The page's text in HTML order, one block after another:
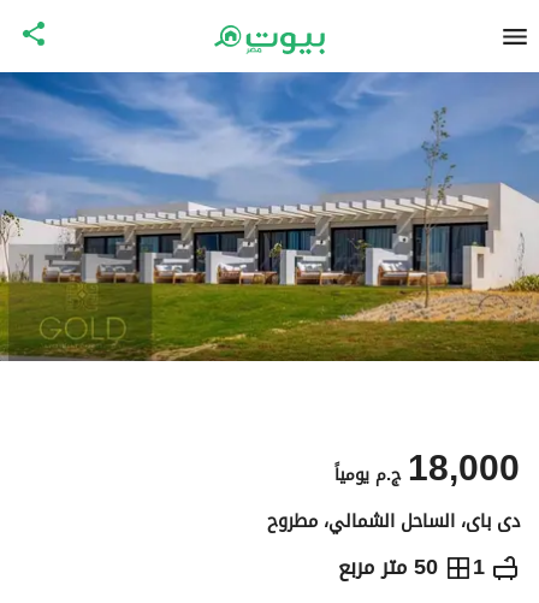
ج.م 18,000 يومياً
دى باى، الساحل الشمالي، مطروح
1 50 متر مربع ج.م18,000يومياً